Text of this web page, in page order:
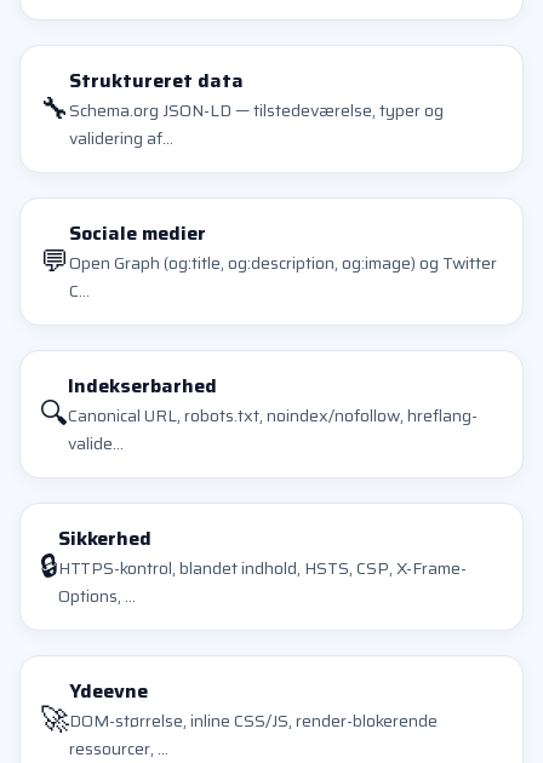
🔧
Struktureret data
Schema.org JSON-LD — tilstedeværelse, typer og
validering af...
💬
Sociale medier
Open Graph (og:title, og:description, og:image) og Twitter
C...
🔍
Indekserbarhed
Canonical URL, robots.txt, noindex/nofollow, hreflang-
valide...
🔒
Sikkerhed
HTTPS-kontrol, blandet indhold, HSTS, CSP, X-Frame-
Options, ...
🚀
Ydeevne
DOM-størrelse, inline CSS/JS, render-blokerende
ressourcer, ...